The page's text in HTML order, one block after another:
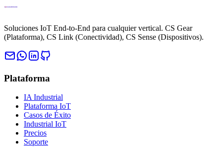
Soluciones IoT End-to-End para cualquier vertical. CS Gear
(Plataforma), CS Link (Conectividad), CS Sense (Dispositivos).
Plataforma
IA Industrial
Plataforma IoT
Casos de Éxito
Industrial IoT
Precios
Soporte